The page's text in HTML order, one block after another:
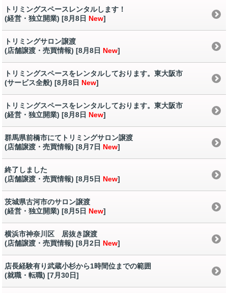
トリミングスペースレンタルします！
(経営・独立開業) [8月8日 New]
トリミングサロン譲渡
(店舗譲渡・売買情報) [8月8日 New]
トリミングスペースをレンタルしております。東大阪市
(サービス全般) [8月8日 New]
トリミングスペースをレンタルしております。東大阪市
(経営・独立開業) [8月8日 New]
群馬県前橋市にてトリミングサロン譲渡
(店舗譲渡・売買情報) [8月7日 New]
終了しました
(店舗譲渡・売買情報) [8月5日 New]
茨城県古河市のサロン譲渡
(経営・独立開業) [8月5日 New]
横浜市神奈川区 居抜き譲渡
(店舗譲渡・売買情報) [8月2日 New]
店長経験有り武蔵小杉から1時間位までの範囲
(就職・転職) [7月30日]